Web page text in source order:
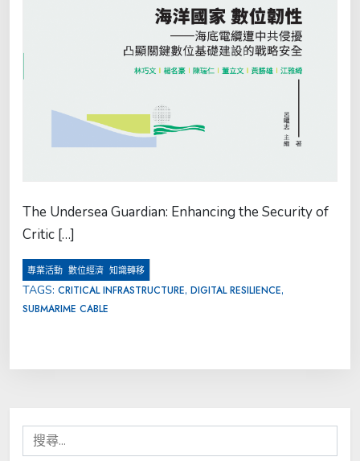
The Undersea Guardian: Enhancing the Security of
Critic […]
專業活動 數位經濟 知識轉移
TAGS: CRITICAL INFRASTRUCTURE, DIGITAL RESILIENCE,
SUBMARIME CABLE
搜